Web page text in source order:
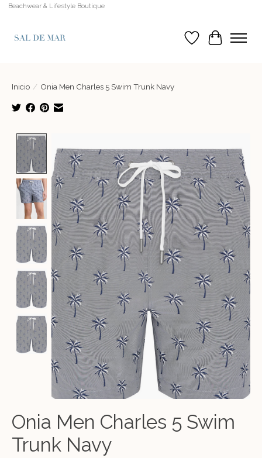
Beachwear & Lifestyle Boutique
Lista de deseos
Cesta
Inicio / Onia Men Charles 5 Swim Trunk Navy
Onia Men Charles 5 Swim
Trunk Navy